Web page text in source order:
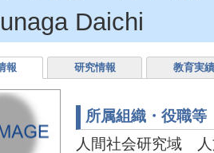
Daichi
報 研究情報 教育実績
所属組織・役職等
人間社会研究域